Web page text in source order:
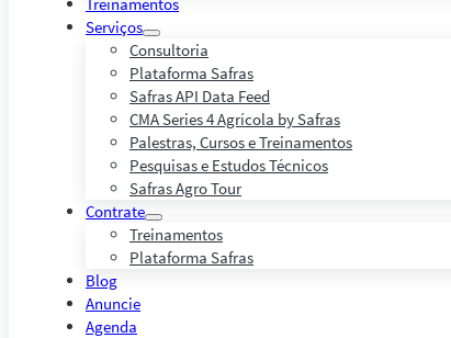
Serviços
Consultoria
Plataforma Safras
Safras API Data Feed
CMA Series 4 Agrícola by Safras
Palestras, Cursos e Treinamentos
Pesquisas e Estudos Técnicos
Safras Agro Tour
Contrate
Treinamentos
Plataforma Safras
Blog
Anuncie
Agenda